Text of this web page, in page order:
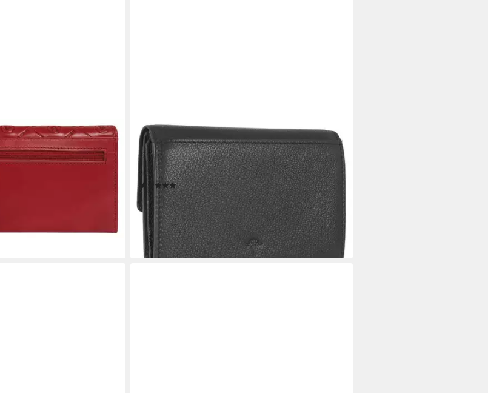
JOOP!
Geldbörse lantea cosma purse mh10f, aus
Ziegenleder, mit weichem Innenmaterial aus
Baumwolle
(12)
ab 54,97 € UVP99,95 €
-45%
lieferbar - in 2-3 Werktagen bei dir
+3